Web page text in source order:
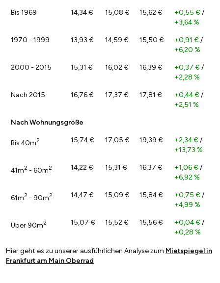
Bis 1969 14,34 € 15,08 € 15,62 € +0,55 € /
+3,64 %
1970 - 1999 13,93 € 14,59 € 15,50 € +0,91 € /
+6,20 %
2000 - 2015 15,31 € 16,02 € 16,39 € +0,37 € /
+2,28 %
Nach 2015 16,76 € 17,37 € 17,81 € +0,44 € /
+2,51 %
Nach Wohnungsgröße
Bis 40m2 15,74 € 17,05 € 19,39 € +2,34 € /
+13,73 %
41m2 - 60m2 14,22 € 15,31 € 16,37 € +1,06 € /
+6,92 %
61m2 - 90m2 14,47 € 15,09 € 15,84 € +0,75 € /
+4,99 %
Über 90m2 15,07 € 15,52 € 15,56 € +0,04 € /
+0,28 %
Hier geht es zu unserer ausführlichen Analyse zum Mietspiegel in
Frankfurt am Main Oberrad